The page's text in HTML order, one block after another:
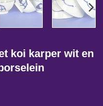
koi karper wit en